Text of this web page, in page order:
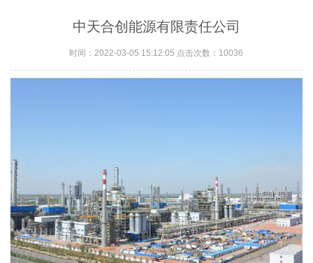
中天合创能源有限责任公司
时间：2022-03-05 15:12:05 点击次数：10036